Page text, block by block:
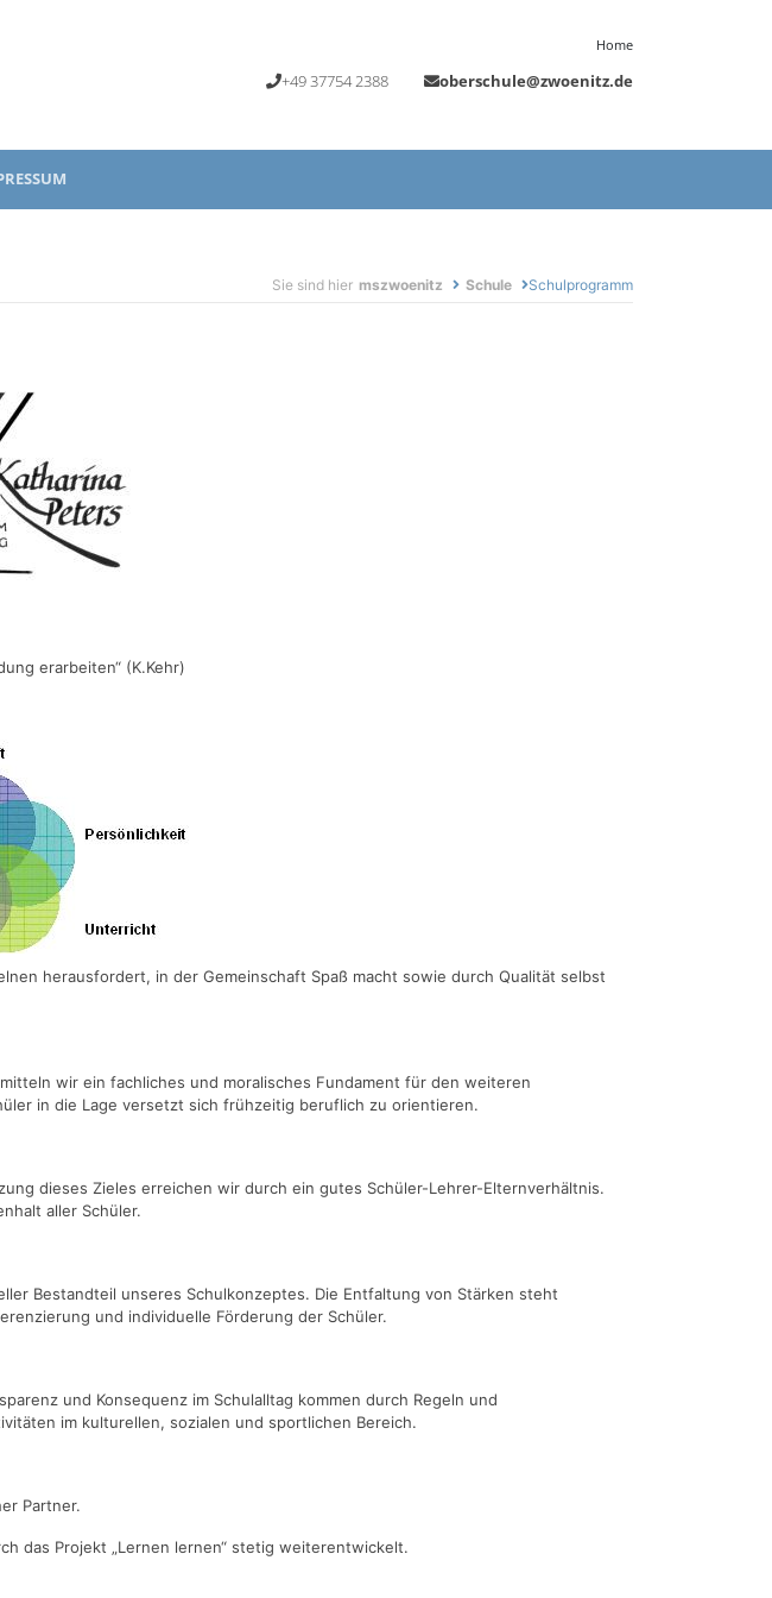
Home
+49 37754 2388 oberschule@zwoenitz.de
Sie sind hier mszwoenitz Schule Schulprogramm
erarbeiten“ (K.Kehr)
herausfordert, in der Gemeinschaft Spaß macht sowie durch Qualität selbst
wir ein fachliches und moralisches Fundament für den weiteren
in die Lage versetzt sich frühzeitig beruflich zu orientieren.
dieses Zieles erreichen wir durch ein gutes Schüler-Lehrer-Elternverhältnis.
aller Schüler.
Bestandteil unseres Schulkonzeptes. Die Entfaltung von Stärken steht
und individuelle Förderung der Schüler.
und Konsequenz im Schulalltag kommen durch Regeln und
im kulturellen, sozialen und sportlichen Bereich.
Partner.
das Projekt „Lernen lernen“ stetig weiterentwickelt.